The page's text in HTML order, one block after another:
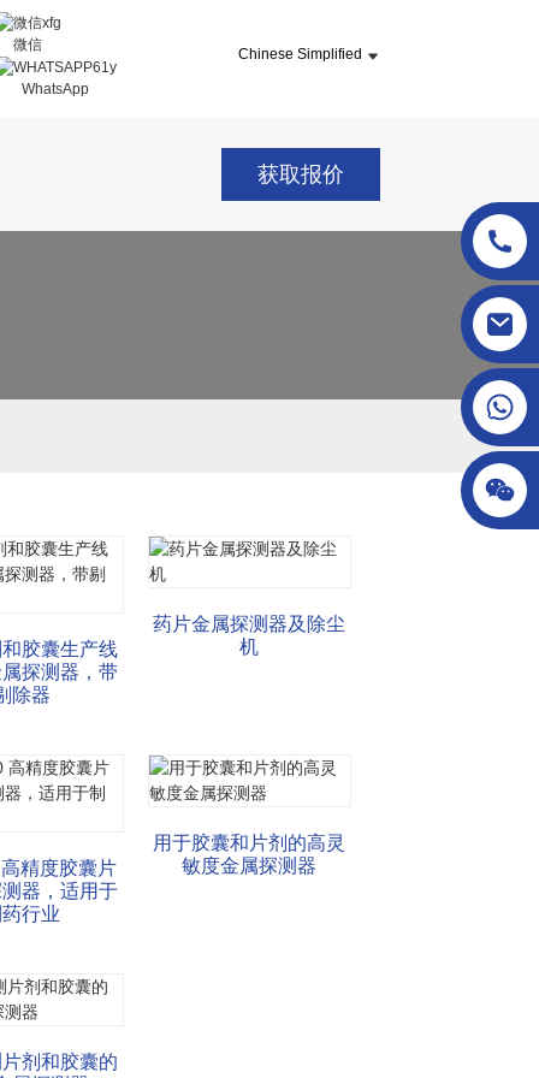
微信
WhatsApp
Chinese Simplified
获取报价
胶囊生产线
探测器，带
除器
药片金属探测器及除尘
机
精度胶囊片
器，适用于
行业
用于胶囊和片剂的高灵
敏度金属探测器
剂和胶囊的